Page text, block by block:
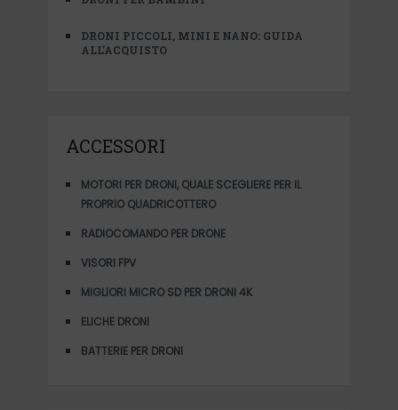
DRONI PICCOLI, MINI E NANO: GUIDA
ALL’ACQUISTO
ACCESSORI
MOTORI PER DRONI, QUALE SCEGLIERE PER IL
PROPRIO QUADRICOTTERO
RADIOCOMANDO PER DRONE
VISORI FPV
MIGLIORI MICRO SD PER DRONI 4K
ELICHE DRONI
BATTERIE PER DRONI